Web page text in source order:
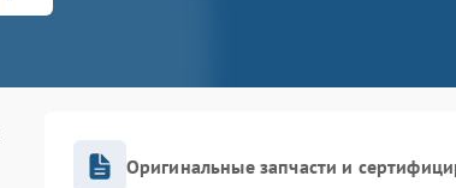
Оригинальные запчасти и